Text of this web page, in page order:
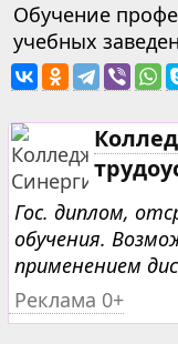
Обучение
учебных
Гос. диплом,
обучения.
применением
Реклама 0+